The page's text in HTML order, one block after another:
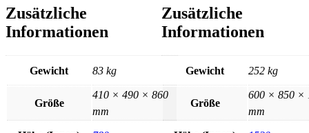
Zusätzliche
Informationen
Gewicht 83 kg
Größe
410 × 490 × 860
mm
Zusätzliche
Informationen
Gewicht 252 kg
Größe
600 × 850 ×
mm